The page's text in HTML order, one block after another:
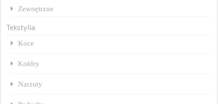
Zewnętrzne
Tekstylia
Koce
Kołdry
Narzuty